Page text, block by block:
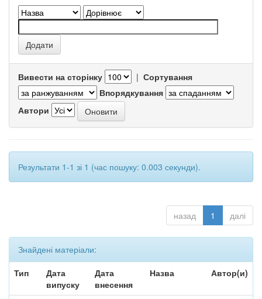
Вивести на сторінку | Сортування
Впорядкування
Автори
Результати 1-1 зі 1 (час пошуку: 0.003 секунди).
назад 1 далі
Знайдені матеріали:
Тип
Дата
випуску
Дата
внесення
Назва Автор(и)